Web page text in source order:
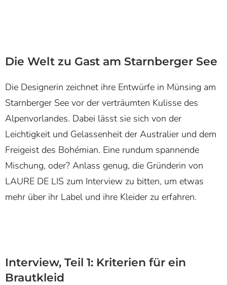
Die Welt zu Gast am Starnberger See
Die Designerin zeichnet ihre Entwürfe in Münsing am
Starnberger See vor der verträumten Kulisse des
Alpenvorlandes. Dabei lässt sie sich von der
Leichtigkeit und Gelassenheit der Australier und dem
Freigeist des Bohémian. Eine rundum spannende
Mischung, oder? Anlass genug, die Gründerin von
LAURE DE LIS zum Interview zu bitten, um etwas
mehr über ihr Label und ihre Kleider zu erfahren.
Interview, Teil 1: Kriterien für ein
Brautkleid